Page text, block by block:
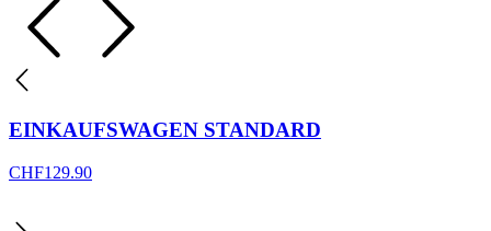
EINKAUFSWAGEN STANDARD
CHF129.90